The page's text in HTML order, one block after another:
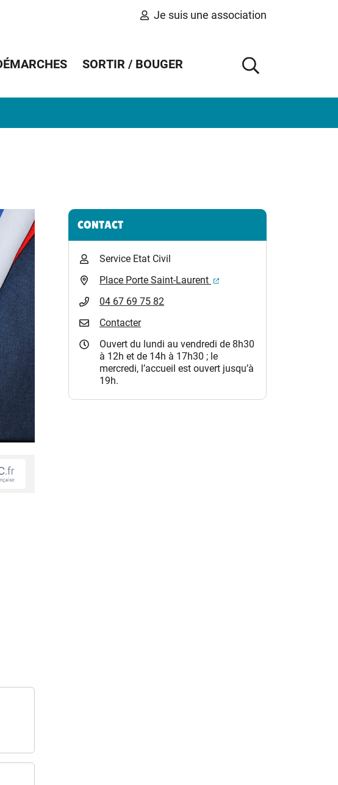
Je suis une association
SORTIR / BOUGER
AFFICHER
Informations complémentaires
CONTACT
Service Etat Civil
Place Porte Saint-Laurent
(ouverture dans un nouvel
04 67 69 75 82
Contacter
Ouvert du lundi au vendredi de 8h30
à 12h et de 14h à 17h30 ; le
mercredi, l’accueil est ouvert jusqu’à
19h.